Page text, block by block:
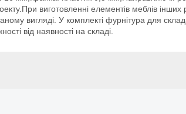
виготовленні елементів меблів
вигляді. У комплекті фурнітура для
від наявності на складі.